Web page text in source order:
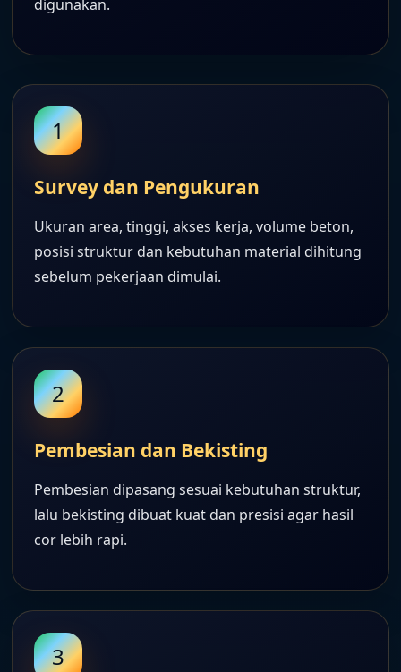
digunakan.
1
Survey dan Pengukuran
Ukuran area, tinggi, akses kerja, volume beton,
posisi struktur dan kebutuhan material dihitung
sebelum pekerjaan dimulai.
2
Pembesian dan Bekisting
Pembesian dipasang sesuai kebutuhan struktur,
lalu bekisting dibuat kuat dan presisi agar hasil
cor lebih rapi.
3